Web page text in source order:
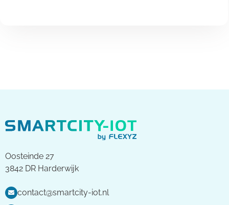
Oosteinde 27
3842 DR Harderwijk
contact@smartcity-iot.nl